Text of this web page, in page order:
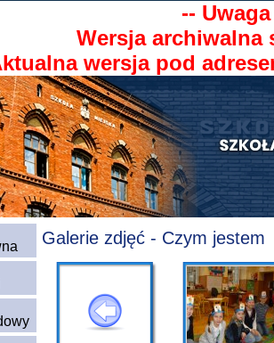
--
Wersja archiwalna
wersja pod
Galerie zdjęć - Czym jestem